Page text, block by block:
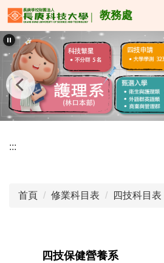
跳
到
主
要
內
容
區
教務處
:::
首頁 修業科目表 四技科目表
四技保健營養系